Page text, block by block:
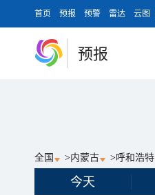
首页 预报 预警 雷达 云图
预报
全国 >内蒙古 >呼和浩特
今天